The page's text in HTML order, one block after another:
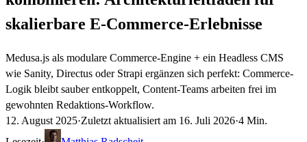
skalierbare E‑Commerce‑Erlebnisse
Medusa.js als modulare Commerce-Engine + ein Headless CMS
wie Sanity, Directus oder Strapi ergänzen sich perfekt: Commerce-
Logik bleibt sauber entkoppelt, Content-Teams arbeiten frei im
gewohnten Redaktions-Workflow.
12. August 2025·Zuletzt aktualisiert am 16. Juli 2026·4 Min.